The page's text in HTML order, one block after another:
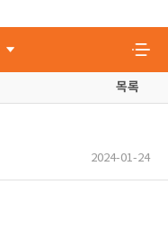
목록
2024-01-24